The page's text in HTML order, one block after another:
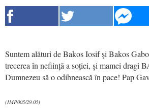
Suntem alături de Bakos Iosif şi Bakos
trecerea în neființă a soției, şi mamei dragi
Dumnezeu să o odihnească în pace! Pap
(IMP005/29.05)